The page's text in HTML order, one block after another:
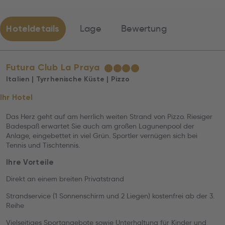
Hoteldetails Lage Bewertung
Futura Club La Praya ★★★★
Italien | Tyrrhenische Küste | Pizzo
Ihr Hotel
Das Herz geht auf am herrlich weiten Strand von Pizzo. Riesiger
Badespaß erwartet Sie auch am großen Lagunenpool der
Anlage, eingebettet in viel Grün. Sportler vernügen sich bei
Tennis und Tischtennis.
Ihre Vorteile
Direkt an einem breiten Privatstrand
Strandservice (1 Sonnenschirm und 2 Liegen) kostenfrei ab der 3.
Reihe
Vielseitiges Sportangebote sowie Unterhaltung für Kinder und